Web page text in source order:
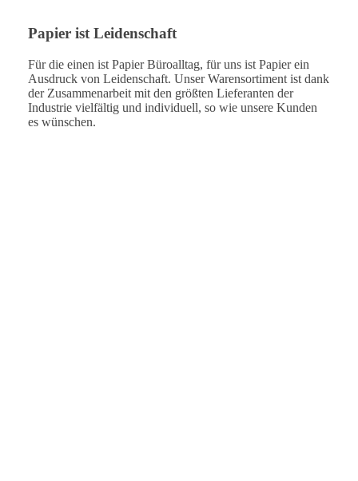
Papier ist Leidenschaft
Für die einen ist Papier Büroalltag, für uns ist Papier ein
Ausdruck von Leidenschaft. Unser Warensortiment ist dank
der Zusammenarbeit mit den größten Lieferanten der
Industrie vielfältig und individuell, so wie unsere Kunden
es wünschen.